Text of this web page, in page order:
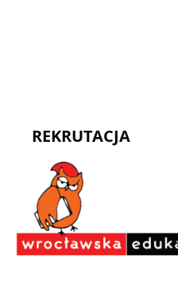
REKRUTACJA